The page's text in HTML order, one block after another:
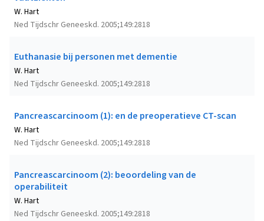
Ned Tijdschr Geneeskd. 2005;149:2818
W. Hart
Euthanasie bij personen met dementie
Ned Tijdschr Geneeskd. 2005;149:2818
W. Hart
Pancreascarcinoom (1): en de preoperatieve CT-scan
Ned Tijdschr Geneeskd. 2005;149:2818
W. Hart
Pancreascarcinoom (2): beoordeling van de
operabiliteit
Ned Tijdschr Geneeskd. 2005;149:2818
W. Hart